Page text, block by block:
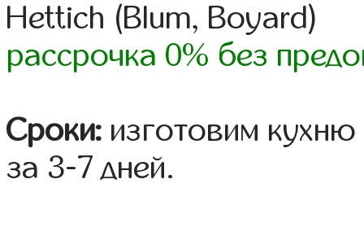
Hettich (Blum, Boyard)
рассрочка 0% без
Сроки: изготовим
за 3-7 дней.